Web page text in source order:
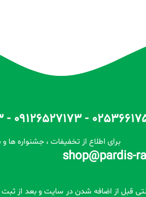
برای اطلاع از تخفیفات ، جشنواره ها